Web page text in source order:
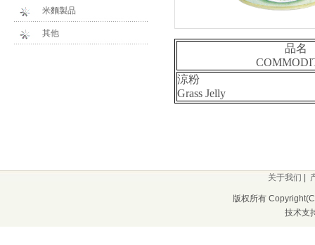
米麵製品
其他
品名
涼粉
Grass Jelly
关于我们
版权所有
技术支